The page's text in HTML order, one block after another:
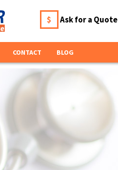
$ Ask for a Quote
CONTACT BLOG